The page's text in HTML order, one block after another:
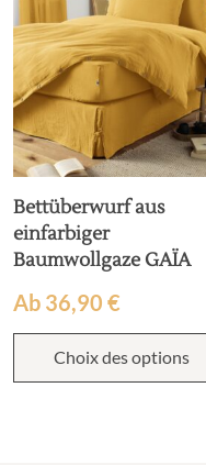
Bettüberwurf aus
einfarbiger
Baumwollgaze GAÏA
Ab 36,90 €
Choix des options